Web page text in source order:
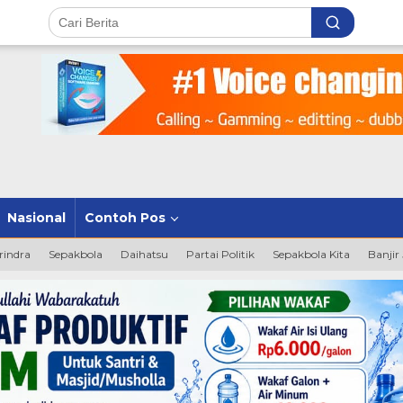
Nasional Contoh Pos
Sepakbola Daihatsu Partai Politik Sepakbola Kita Banjir